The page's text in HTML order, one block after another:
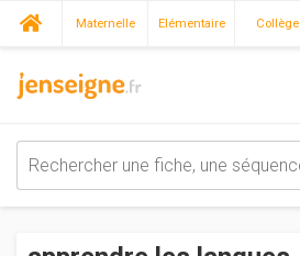
Maternelle Elémentaire Collège